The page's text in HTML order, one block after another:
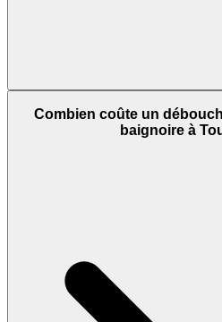
Combien coûte un
baignoire à